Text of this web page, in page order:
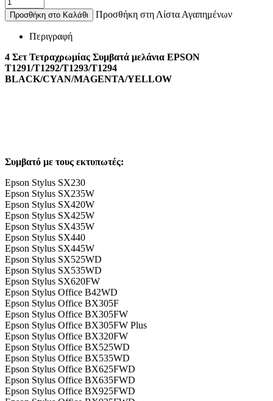
Προσθήκη στο Καλάθι Προσθήκη στη Λίστα Αγαπημένων
Περιγραφή
4 Σετ Τετραχρωμίας Συμβατά μελάνια EPSON
T1291/T1292/T1293/T1294
BLACK/CYAN/MAGENTA/YELLOW
Συμβατό με τους εκτυπωτές:
Epson Stylus SX230
Epson Stylus SX235W
Epson Stylus SX420W
Epson Stylus SX425W
Epson Stylus SX435W
Epson Stylus SX440
Epson Stylus SX445W
Epson Stylus SX525WD
Epson Stylus SX535WD
Epson Stylus SX620FW
Epson Stylus Office B42WD
Epson Stylus Office BX305F
Epson Stylus Office BX305FW
Epson Stylus Office BX305FW Plus
Epson Stylus Office BX320FW
Epson Stylus Office BX525WD
Epson Stylus Office BX535WD
Epson Stylus Office BX625FWD
Epson Stylus Office BX635FWD
Epson Stylus Office BX925FWD